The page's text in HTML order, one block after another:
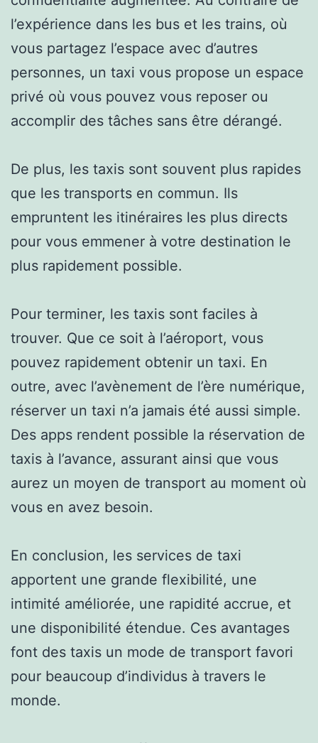
l’expérience dans les bus et les trains, où
vous partagez l’espace avec d’autres
personnes, un taxi vous propose un espace
privé où vous pouvez vous reposer ou
accomplir des tâches sans être dérangé.
De plus, les taxis sont souvent plus rapides
que les transports en commun. Ils
empruntent les itinéraires les plus directs
pour vous emmener à votre destination le
plus rapidement possible.
Pour terminer, les taxis sont faciles à
trouver. Que ce soit à l’aéroport, vous
pouvez rapidement obtenir un taxi. En
outre, avec l’avènement de l’ère numérique,
réserver un taxi n’a jamais été aussi simple.
Des apps rendent possible la réservation de
taxis à l’avance, assurant ainsi que vous
aurez un moyen de transport au moment où
vous en avez besoin.
En conclusion, les services de taxi
apportent une grande flexibilité, une
intimité améliorée, une rapidité accrue, et
une disponibilité étendue. Ces avantages
font des taxis un mode de transport favori
pour beaucoup d’individus à travers le
monde.